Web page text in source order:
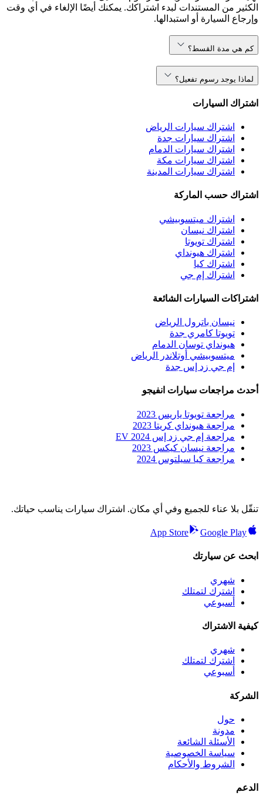
الكثير من المستندات لبدء اشتراكك. يمكنك أيضًا الإلغاء في أي وقت
وإرجاع السيارة أو استبدالها.
كم هي مدة القسط؟
لماذا يوجد رسوم تفعيل؟
اشتراك السيارات
اشتراك سيارات الرياض
اشتراك سيارات جدة
اشتراك سيارات الدمام
اشتراك سيارات مكة
اشتراك سيارات المدينة
اشتراك حسب الماركة
اشتراك ميتسوبيشي
اشتراك نيسان
اشتراك تويوتا
اشتراك هيونداي
اشتراك كيا
اشتراك إم جي
اشتراكات السيارات الشائعة
نيسان باترول الرياض
تويوتا كامري جدة
هيونداي توسان الدمام
ميتسوبيشي أوتلاندر الرياض
إم جي زد إس جدة
أحدث مراجعات سيارات انفيجو
مراجعة تويوتا ياريس 2023
مراجعة هيونداي كريتا 2023
مراجعة إم جي زد إس EV 2024
مراجعة نيسان كيكس 2023
مراجعة كيا سيلتوس 2024
تنقّل بلا عناء للجميع وفي أي مكان. اشتراك سيارات يناسب حياتك.
App Store Google Play
ابحث عن سيارتك
شهري
اشترك لتمتلك
أسبوعي
كيفية الاشتراك
شهري
اشترك لتمتلك
أسبوعي
الشركة
حول
مدونة
الأسئلة الشائعة
سياسة الخصوصية
الشروط والأحكام
الدعم